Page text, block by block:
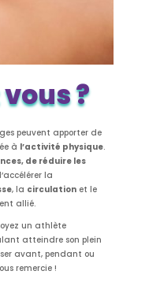
?
peuvent apporter de
à l’activité physique.
de réduire les
la
, la circulationet le
allié.
un athlète
atteindre son plein
avant, pendant ou
remercie !